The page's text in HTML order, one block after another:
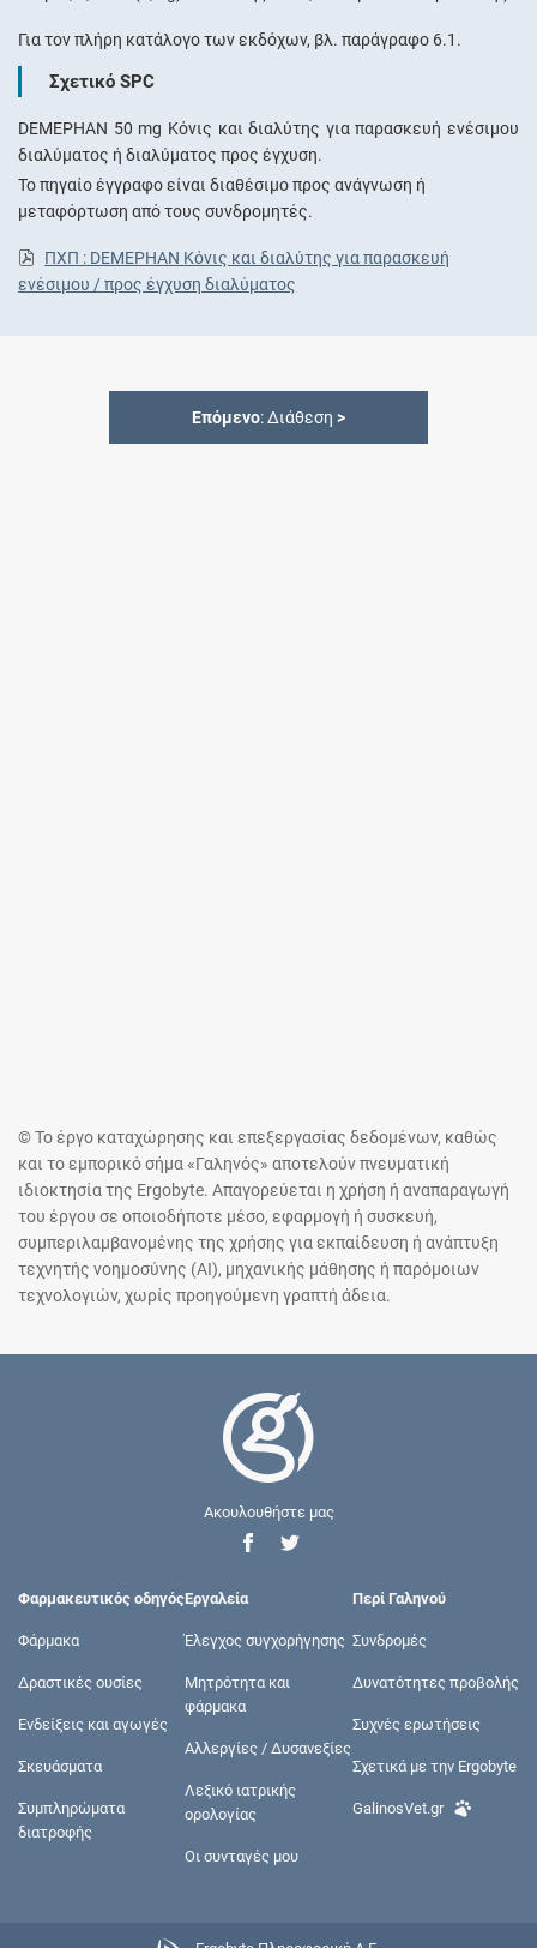
Για τον πλήρη κατάλογο των εκδόχων, βλ. παράγραφο 6.1.
Σχετικό SPC
DEMEPHAN 50 mg Κόνις και διαλύτης για παρασκευή ενέσιμου
διαλύματος ή διαλύματος προς έγχυση.
Το πηγαίο έγγραφο είναι διαθέσιμο προς ανάγνωση ή
μεταφόρτωση από τους συνδρομητές.
ΠΧΠ : DEMEPHAN Κόνις και διαλύτης για παρασκευή
ενέσιμου / προς έγχυση διαλύματος
Επόμενο: Διάθεση >
© Το έργο καταχώρησης και επεξεργασίας δεδομένων, καθώς
και το εμπορικό σήμα «Γαληνός» αποτελούν πνευματική
ιδιοκτησία της Ergobyte. Απαγορεύεται η χρήση ή αναπαραγωγή
του έργου σε οποιοδήποτε μέσο, εφαρμογή ή συσκευή,
συμπεριλαμβανομένης της χρήσης για εκπαίδευση ή ανάπτυξη
τεχνητής νοημοσύνης (AI), μηχανικής μάθησης ή παρόμοιων
τεχνολογιών, χωρίς προηγούμενη γραπτή άδεια.
Ακουλουθήστε μας
Φαρμακευτικός οδηγός
Φάρμακα
Δραστικές ουσίες
Ενδείξεις και αγωγές
Σκευάσματα
Συμπληρώματα
διατροφής
Εργαλεία
Έλεγχος συγχορήγησης
Μητρότητα και
φάρμακα
Αλλεργίες / Δυσανεξίες
Λεξικό ιατρικής
ορολογίας
Οι συνταγές μου
Περί Γαληνού
Συνδρομές
Δυνατότητες προβολής
Συχνές ερωτήσεις
Σχετικά με την Ergobyte
GalinosVet.gr